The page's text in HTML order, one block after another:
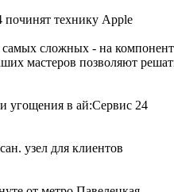
сложных - на
мастеров позволяют
узел для клиентов